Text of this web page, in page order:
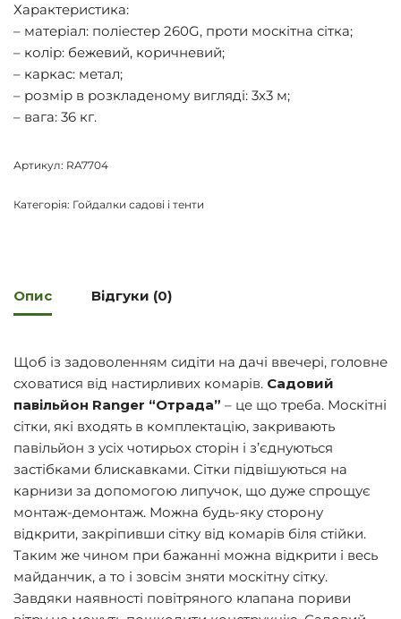
Характеристика:
– матеріал: поліестер 260G, проти москітна сітка;
– колір: бежевий, коричневий;
– каркас: метал;
– розмір в розкладеному вигляді: 3х3 м;
– вага: 36 кг.
Артикул: RA7704
Категорія: Гойдалки садові і тенти
Опис Відгуки (0)
Щоб із задоволенням сидіти на дачі ввечері, головне
сховатися від настирливих комарів. Садовий
павільйон Ranger “Отрада” – це що треба. Москітні
сітки, які входять в комплектацію, закривають
павільйон з усіх чотирьох сторін і з’єднуються
застібками блискавками. Сітки підвішуються на
карнизи за допомогою липучок, що дуже спрощує
монтаж-демонтаж. Можна будь-яку сторону
відкрити, закріпивши сітку від комарів біля стійки.
Таким же чином при бажанні можна відкрити і весь
майданчик, а то і зовсім зняти москітну сітку.
Завдяки наявності повітряного клапана пориви